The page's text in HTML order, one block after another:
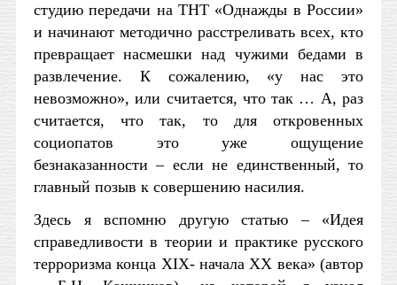
студию передачи на ТНТ «Однажды в России»
и начинают методично расстреливать всех, кто
превращает насмешки над чужими бедами в
развлечение. К сожалению, «у нас это
невозможно», или считается, что так … А, раз
считается, что так, то для откровенных
социопатов это уже ощущение
безнаказанности – если не единственный, то
главный позыв к совершению насилия.
Здесь я вспомню другую статью – «Идея
справедливости в теории и практике русского
терроризма конца XIX- начала XX века» (автор